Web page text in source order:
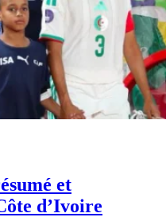
et
d’Ivoire